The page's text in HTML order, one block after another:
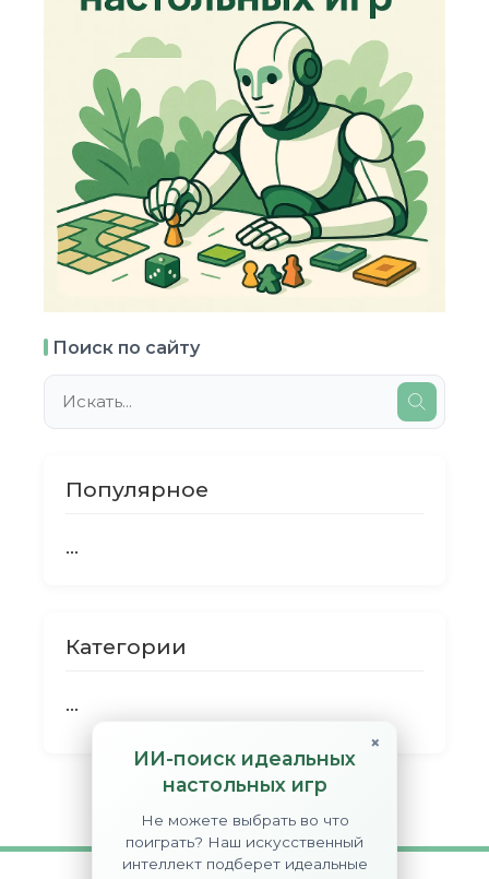
×
ИИ-поиск идеальных
настольных игр
Не можете выбрать во что
поиграть? Наш искусственный
интеллект подберет идеальные
Поиск по сайту
Популярное
...
Категории
...